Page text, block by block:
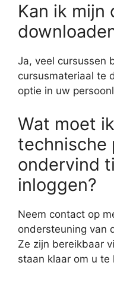
Kan ik mijn
Ja, veel cursussen
cursusmateriaal te
optie in uw
Wat moet
technische
ondervind
inloggen?
Neem contact op
ondersteuning van
Ze zijn bereikbaar
staan klaar om u te